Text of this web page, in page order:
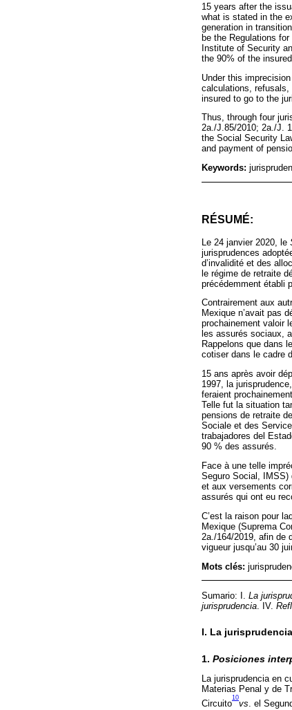
15 years after the
what is stated in the
generation in
be the Regulations
Institute of Security
the 90% of the insured.
Under this
calculations,
insured to go to the
Thus, through four
2a./J.85/2010; 2a./J.
the Social Security
and payment of
Keywords:
RÉSUMÉ:
Le 24 janvier 2020, le
jurisprudences
d’invalidité et des
le régime de retraite
précédemment établi
Contrairement aux
Mexique n’avait pas
prochainement valoir
les assurés sociaux,
Rappelons que dans
cotiser dans le cadre
15 ans après avoir
1997, la
feraient
Telle fut la situation
pensions de retraite
Sociale et des
trabajadores del
90 % des assurés.
Face à une telle
Seguro Social,
et aux versements
assurés qui ont eu
C’est la raison pour
Mexique (Suprema
2a./164/2019, afin de
vigueur jusqu’au 30
Mots clés:
Sumario: I. La
jurisprudencia . IV.
I. La
1. Posiciones
La jurisprudencia en
Materias Penal y de
Circuito
10
vs. el